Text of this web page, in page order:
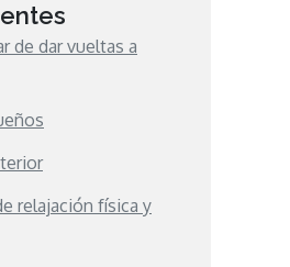
de dar vueltas a
relajación física y